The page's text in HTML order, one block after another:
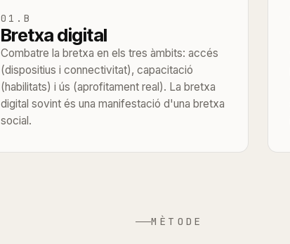
01.B
Bretxa digital
Combatre la bretxa en els tres àmbits: accés
(dispositius i connectivitat), capacitació
(habilitats) i ús (aprofitament real). La bretxa
digital sovint és una manifestació d'una bretxa
social.
MÈTODE